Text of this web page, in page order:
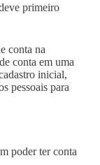
primeiro
conta na
conta em uma
inicial,
pessoais para
poder ter conta